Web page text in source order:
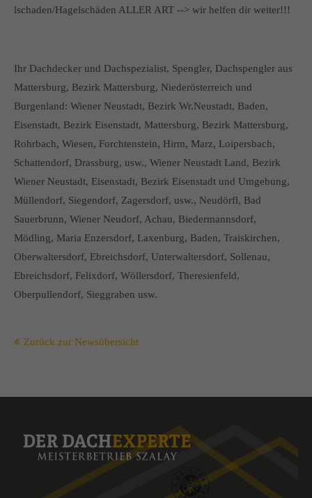
lschaden/Hagelschäden ALLER ART --> wir helfen dir weiter!!!
Ihr Dachdecker und Dachspezialist, Spengler, Dachspengler aus
Mattersburg, Bezirk Mattersburg, Niederösterreich und
Burgenland: Wiener Neustadt, Bezirk Wr.Neustadt, Baden,
Eisenstadt, Bezirk Eisenstadt, Mattersburg, Bezirk Mattersburg,
Rohrbach, Wiesen, Forchtenstein, Hirm, Marz, Loipersbach,
Schattendorf, Drassburg, usw., Wiener Neustadt Land, Bezirk
Wiener Neustadt, Eisenstadt, Bezirk Eisenstadt und Umgebung,
Müllendorf, Siegendorf, Zagersdorf, usw., Neudörfl, Bad
Sauerbrunn, Wiener Neudorf, Achau, Biedermannsdorf,
Mödling, Maria Enzersdorf, Laxenburg, Baden, Traiskirchen,
Oberwaltersdorf, Ebreichsdorf, Unterwaltersdorf, Sollenau,
Ebreichsdorf, Felixdorf, Wöllersdorf, Theresienfeld,
Oberpullendorf, Sieggraben usw.
Zurück zur Newsübersicht